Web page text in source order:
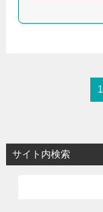
1
サイト内検索